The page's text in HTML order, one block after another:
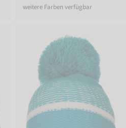
weitere Farben verfügbar